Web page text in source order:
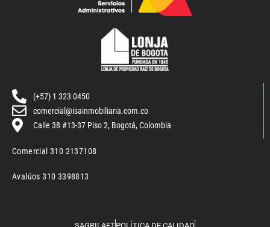
(+57) 1 323 0450
comercial@isainmobiliaria.com.co
Calle 38 #13-37 Piso 2, Bogotá, Colombia
Comercial 310 2137108
Avalúos 310 3398813